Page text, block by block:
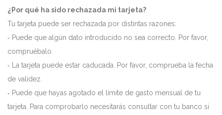
¿Por qué ha sido rechazada mi tarjeta?
Tu tarjeta puede ser rechazada por distintas razones:
‐ Puede que algún dato introducido no sea correcto. Por favor,
compruébalo.
‐ La tarjeta puede estar caducada. Por favor, comprueba la fecha
de validez.
‐ Puede que hayas agotado el límite de gasto mensual de tu
tarjeta. Para comprobarlo necesitarás consultar con tu banco si